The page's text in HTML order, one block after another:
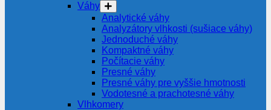
Váhy
Analytické váhy
Analyzátory vlhkosti (sušiace váhy)
Jednoduché váhy
Kompaktné váhy
Počítacie váhy
Presné váhy
Presné váhy pre vyššie hmotnosti
Vodotesné a prachotesné váhy
Vlhkomery